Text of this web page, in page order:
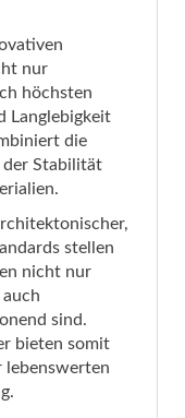
nur
höchsten
Langlebigkeit
die
der Stabilität
stellen
nicht nur
sind.
bieten somit
lebenswerten